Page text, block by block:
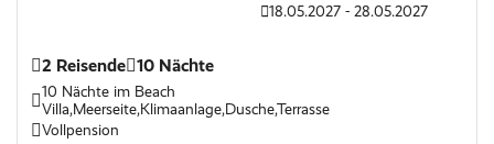
18.05.2027 - 28.05.2027
2 Reisende 10 Nächte
10 Nächte im Beach
Villa,Meerseite,Klimaanlage,Dusche,Terrasse
Vollpension